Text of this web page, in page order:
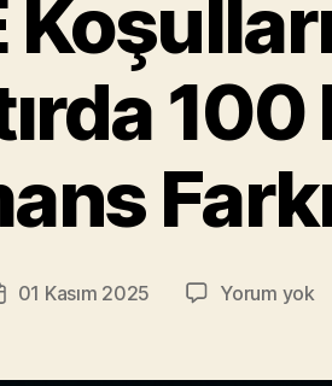
100
01 Kasım 2025 Yorum yok